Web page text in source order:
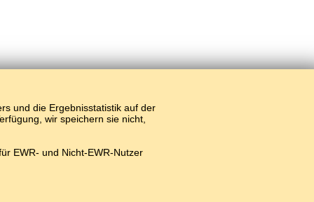
und die Ergebnisstatistik auf der
wir speichern sie nicht,
EWR- und Nicht-EWR-Nutzer